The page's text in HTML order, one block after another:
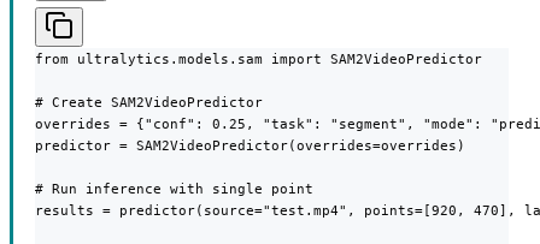
from ultralytics.models.sam import SAM2VideoPredictor
# Create SAM2VideoPredictor
overrides = {"conf": 0.25, "task": "segment", "mode":
predictor = SAM2VideoPredictor(overrides=overrides)
# Run inference with single point
results = predictor(source="test.mp4", points=[920, 470],